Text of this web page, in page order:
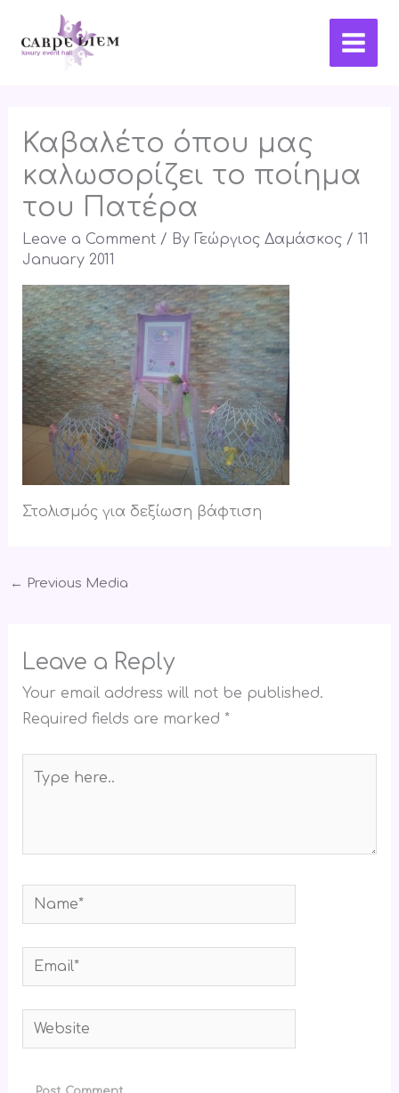
Main
Καβαλέτο όπου μας
καλωσορίζει το ποίημα
του Πατέρα
Leave a Comment / By Γεώργιος Δαμάσκος / 11
January 2011
Στολισμός για δεξίωση βάφτιση
← Previous Media
Leave a Reply
Your email address will not be published.
Required fields are marked *
here..
Name*
Email*
Website